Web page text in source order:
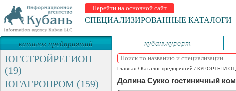
Перейти на основной сайт
СПЕЦИАЛИЗИРОВАННЫЕ КАТАЛОГИ
каталог предприятий кубанькурорт
ЮГСТРОЙРЕГИОН
(19)
ЮГАГРОПРОМ (159)
Главная/ Каталог предприятий / КУРОРТЫ И
Долина Сукко гостиничный